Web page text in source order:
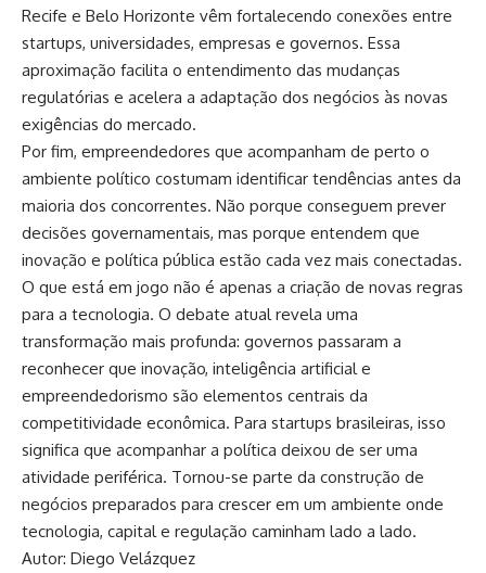
Recife e Belo Horizonte vêm fortalecendo conexões entre
startups, universidades, empresas e governos. Essa
aproximação facilita o entendimento das mudanças
regulatórias e acelera a adaptação dos negócios às novas
exigências do mercado.
Por fim, empreendedores que acompanham de perto o
ambiente político costumam identificar tendências antes da
maioria dos concorrentes. Não porque conseguem prever
decisões governamentais, mas porque entendem que
inovação e política pública estão cada vez mais conectadas.
O que está em jogo não é apenas a criação de novas regras
para a tecnologia. O debate atual revela uma
transformação mais profunda: governos passaram a
reconhecer que inovação, inteligência artificial e
empreendedorismo são elementos centrais da
competitividade econômica. Para startups brasileiras, isso
significa que acompanhar a política deixou de ser uma
atividade periférica. Tornou-se parte da construção de
negócios preparados para crescer em um ambiente onde
tecnologia, capital e regulação caminham lado a lado.
Autor: Diego Velázquez